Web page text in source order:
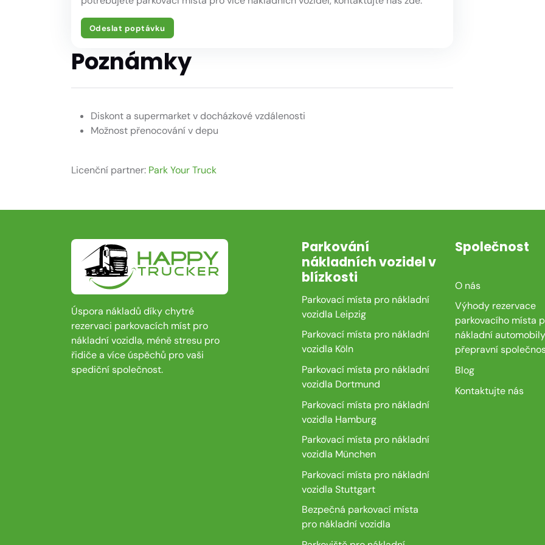
Odeslat poptávku
Poznámky
Diskont a supermarket v docházkové vzdálenosti
Možnost přenocování v depu
Licenční partner: Park Your Truck
Úspora nákladů díky chytré
rezervaci parkovacích míst pro
nákladní vozidla, méně stresu pro
řidiče a více úspěchů pro vaši
spediční společnost.
Parkování
nákladních vozidel v
blízkosti
Parkovací místa pro nákladní
vozidla Leipzig
Parkovací místa pro nákladní
vozidla Köln
Parkovací místa pro nákladní
vozidla Dortmund
Parkovací místa pro nákladní
vozidla Hamburg
Parkovací místa pro nákladní
vozidla München
Parkovací místa pro nákladní
vozidla Stuttgart
Bezpečná parkovací místa
pro nákladní vozidla
Společnost
O nás
Výhody rezervace
parkovacího místa
nákladní
přepravní
Blog
Kontaktujte nás